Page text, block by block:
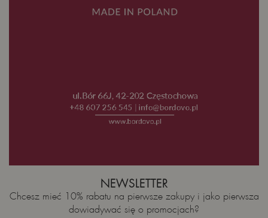
NEWSLETTER
Chcesz mieć 10% rabatu na pierwsze zakupy i jako pierwsza
dowiadywać się o promocjach?